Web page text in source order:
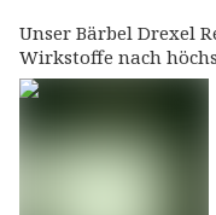
Unser Bärbel Drexel
Wirkstoffe nach